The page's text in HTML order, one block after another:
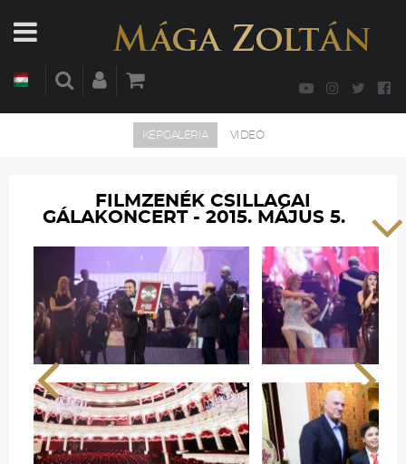
KÉPGALÉRIA VIDEÓ
FILMZENÉK CSILLAGAI
GÁLAKONCERT - 2015. MÁJUS 5.